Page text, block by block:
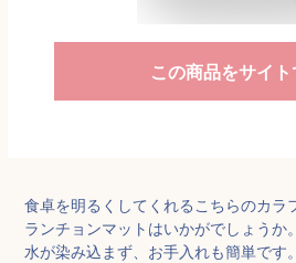
この商品をサイ
食卓を明るくしてくれるこちらのカラ
ランチョンマットはいかがでしょうか
水が染み込まず、お手入れも簡単です。